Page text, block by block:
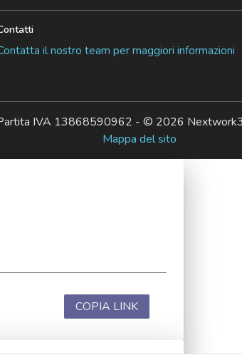
il nostro team per maggiori informazioni
IVA 13868590962 - © 2026
Mappa del sito
COPIA LINK